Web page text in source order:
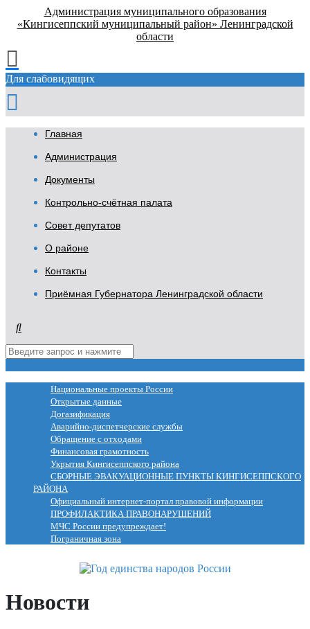
Администрация муниципального образования
«Кингисеппский муниципальный район» Ленинградской
области
Для слабовидящих
Главная
Администрация
Документы
Контрольно-счётная палата
Совет депутатов
О районе
Контакты
Приёмная Губернатора Ленинградской области
Национальные проекты России
Открытые данные
Догазификация
Аварийно-диспетчерские службы
Обращение с отходами
Финансовая грамотность
Укрытия Кингисеппского района
СБОРНЫЕ ЭВАКУАЦИОННЫЕ ПУНКТЫ КИНГИСЕППСКОГО
РАЙОНА
Официальный интернет-портал правовой информации
ПРОФИЛАКТИКА ПРАВОНАРУШЕНИЙ
МЧС России предупреждает!
Пограничная зона
Новости